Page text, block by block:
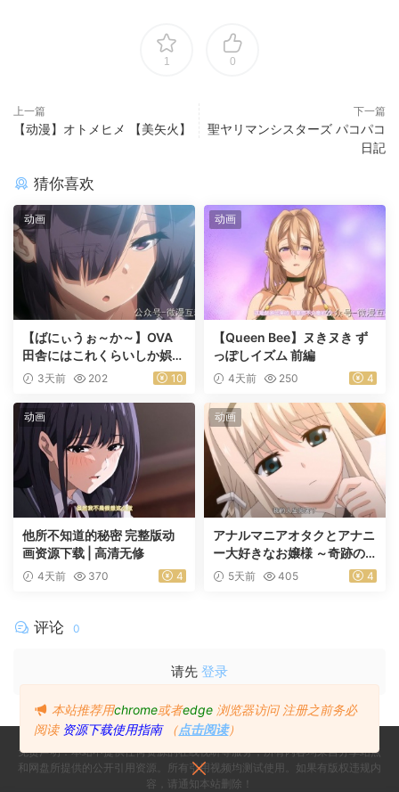
1 0
上一篇
【动漫】オトメヒメ 【美矢火】
下一篇
聖ヤリマンシスターズ パコパコ
日記
猜你喜欢
动画
【ばにぃうぉ～か～】OVA
田舎にはこれくらいしか娯楽
がない ＃1乡下几乎没有娱乐
3天前 202 10
动画
【Queen Bee】ヌきヌき ず
っぽしイズム 前編
4天前 250 4
动画
他所不知道的秘密 完整版动
画资源下载 | 高清无修
4天前 370 4
动画
アナルマニアオタクとアナニ
ー大好きなお嬢様 ～奇跡の
マッチング～ 前編
5天前 405 4
评论 0
请先 登录
免责声明：本站不提供任何资源的在线视听等服务，所有内容均来自分享站点
和网盘所提供的公开引用资源。所有引用视频均测试使用。如果有版权违规内
容，请通知本站删除！
本站推荐用chrome或者edge 浏览器访问 注册之前务必
阅读 资源下载使用指南 （点击阅读）